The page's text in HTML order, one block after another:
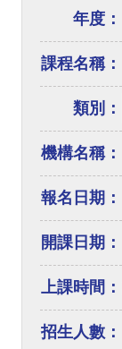
年度：
課程名稱：
類別：
機構名稱：
報名日期：
開課日期：
上課時間：
招生人數：